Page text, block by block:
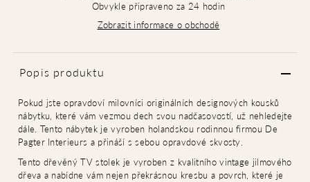
Obvykle připraveno za 24 hodin
Zobrazit informace o obchodě
Popis produktu
Pokud jste opravdoví milovníci originálních designových kousků
nábytku, které vám vezmou dech svou nadčasovostí, už nehledejte
dále. Tento nábytek je vyroben holandskou rodinnou firmou De
Pagter Interieurs a přináší s sebou opravdové skvosty.
Tento dřevěný TV stolek je vyroben z kvalitního vintage jilmového
dřeva a nabídne vám nejen překrásnou kresbu a povrch, které je